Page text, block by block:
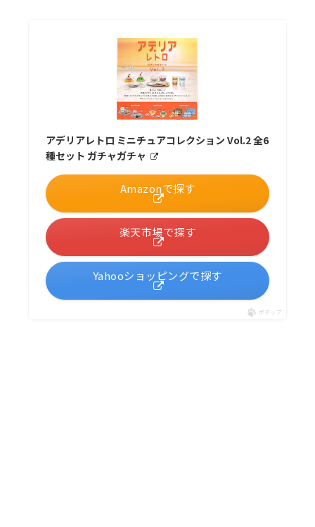
アデリアレトロ ミニチュアコレクション Vol.2 全6
種セット ガチャガチャ
Amazonで探す
楽天市場で探す
Yahooショッピングで探す
ポチップ